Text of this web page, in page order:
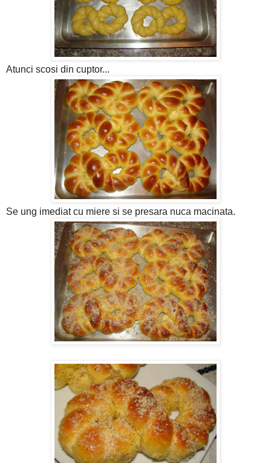
Atunci scosi din cuptor...
Se ung imediat cu miere si se presara nuca macinata.